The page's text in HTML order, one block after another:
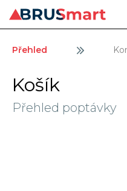
Košík
Přehled
Přehled poptávky